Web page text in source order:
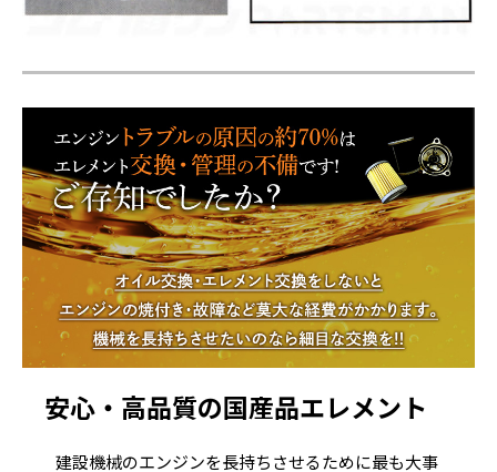
安心・高品質の国産品エレメント
建設機械のエンジンを長持ちさせるために最も大事